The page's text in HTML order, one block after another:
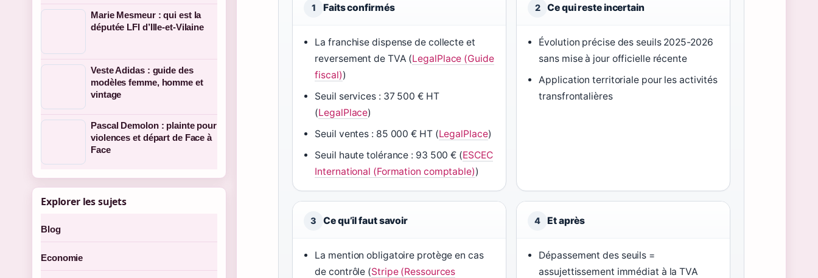
1 Faits confirmés
La franchise dispense de collecte et
reversement de TVA (LegalPlace (Guide
fiscal))
Seuil services : 37 500 € HT
(LegalPlace)
Seuil ventes : 85 000 € HT (LegalPlace)
Seuil haute tolérance : 93 500 € (ESCEC
International (Formation comptable))
2 Ce qui reste incertain
Évolution précise des seuils 2025-2026
sans mise à jour officielle récente
Application territoriale pour les activités
transfrontalières
3 Ce qu’il faut savoir
La mention obligatoire protège en cas
de contrôle (Stripe (Ressources
4 Et après
Dépassement des seuils =
assujettissement immédiat à la TVA
Marie Mesmeur : qui est la
députée LFI d’Ille-et-Vilaine
Veste Adidas : guide des
modèles femme, homme et
vintage
Pascal Demolon : plainte pour
violences et départ de Face à
Face
Explorer les sujets
Blog
Economie